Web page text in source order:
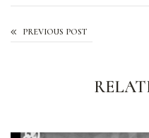
PREVIOUS POST